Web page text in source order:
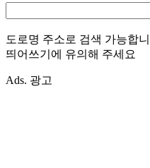
도로명 주소로 검색 가능합
띄어쓰기에 유의해 주세요
Ads. 광고